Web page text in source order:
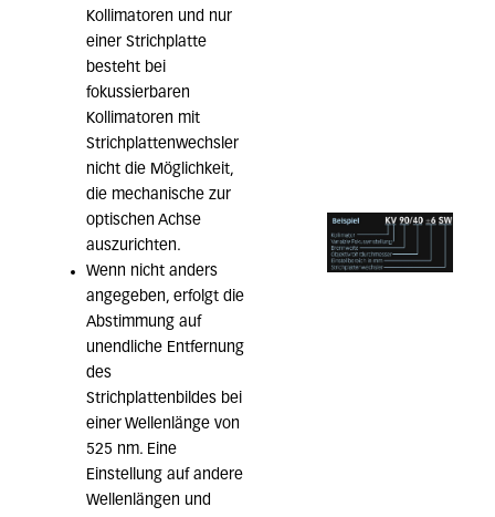
Kollimatoren und nur
einer Strichplatte
besteht bei
fokussierbaren
Kollimatoren mit
Strichplattenwechsler
nicht die Möglichkeit,
die mechanische zur
optischen Achse
auszurichten.
Wenn nicht anders
angegeben, erfolgt die
Abstimmung auf
unendliche Entfernung
des
Strichplattenbildes bei
einer Wellenlänge von
525 nm. Eine
Einstellung auf andere
Wellenlängen und